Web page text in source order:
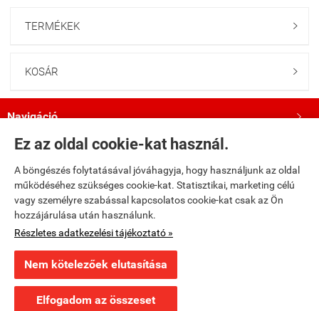
Ez az oldal cookie-kat használ.
A böngészés folytatásával jóváhagyja, hogy használjunk az oldal
működéséhez szükséges cookie-kat. Statisztikai, marketing célú
vagy személyre szabással kapcsolatos cookie-kat csak az Ön
hozzájárulása után használunk.
Részletes adatkezelési tájékoztató »
Nem kötelezőek elutasítása
Elfogadom az összeset
TERMÉKEK 
KOSÁR 
Navigáció 
Saját fiók
Bemutatkozás
Kövess minket a Facebookon!
Webáruház készítés
Leviatán bukása (A Térség 9.) puhatáblás regény